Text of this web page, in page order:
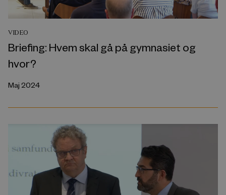
VIDEO
Briefing: Hvem skal gå på gymnasiet og
hvor?
Maj 2024